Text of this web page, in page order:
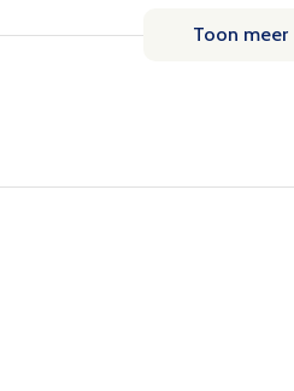
Toon meer